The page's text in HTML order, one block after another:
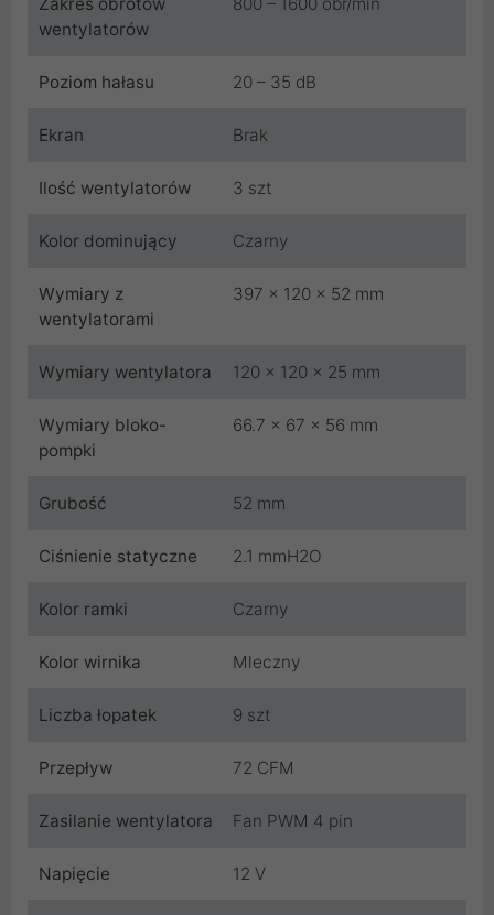
wentylatorów
Poziom hałasu 20 – 35 dB
Ekran Brak
Ilość wentylatorów 3 szt
Kolor dominujący Czarny
Wymiary z
wentylatorami
397 x 120 x 52 mm
Wymiary wentylatora 120 x 120 x 25 mm
Wymiary bloko-
pompki
66.7 x 67 x 56 mm
Grubość 52 mm
Ciśnienie statyczne 2.1 mmH2O
Kolor ramki Czarny
Kolor wirnika Mleczny
Liczba łopatek 9 szt
Przepływ 72 CFM
Zasilanie wentylatora Fan PWM 4 pin
Napięcie 12 V